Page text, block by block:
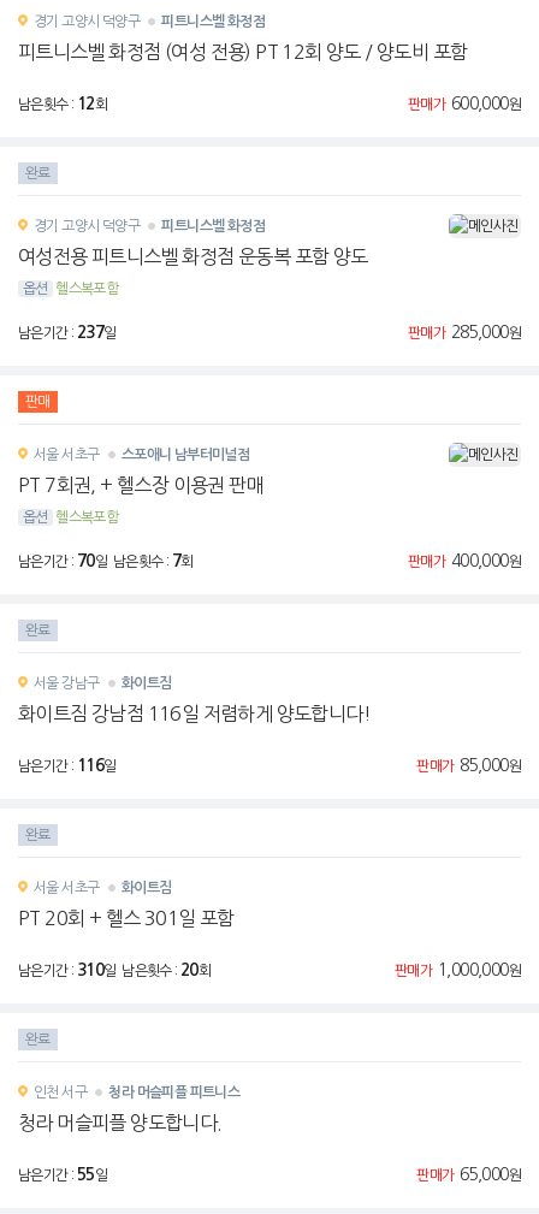
경기 고양시 덕양구 피트니스벨 화정점
피트니스벨 화정점 (여성 전용) PT 12회 양도 / 양도비 포함
남은횟수 : 12회 판매가 600,000원
완료
경기 고양시 덕양구 피트니스벨 화정점
여성전용 피트니스벨 화정점 운동복 포함 양도
옵션 헬스복포함
남은기간 : 237일 판매가 285,000원
판매
서울 서초구 스포애니 남부터미널점
PT 7회권, + 헬스장 이용권 판매
옵션 헬스복포함
남은기간 : 70일 남은횟수 : 7회 판매가 400,000원
완료
서울 강남구 화이트짐
화이트짐 강남점 116일 저렴하게 양도합니다!
남은기간 : 116일 판매가 85,000원
완료
서울 서초구 화이트짐
PT 20회 + 헬스 301일 포함
남은기간 : 310일 남은횟수 : 20회 판매가 1,000,000원
완료
인천 서구 청라 머슬피플 피트니스
청라 머슬피플 양도합니다.
남은기간 : 55일 판매가 65,000원